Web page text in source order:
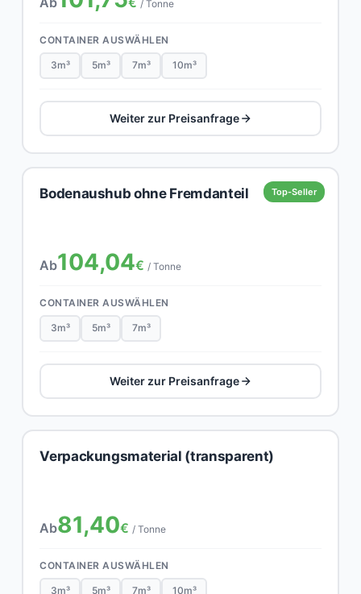
/ Tonne
CONTAINER AUSWÄHLEN
3m³ 5m³ 7m³ 10m³
Weiter zur Preisanfrage
Top-Seller
Bodenaushub ohne Fremdanteil
Ab104,04€ / Tonne
CONTAINER AUSWÄHLEN
3m³ 5m³ 7m³
Weiter zur Preisanfrage
Verpackungsmaterial (transparent)
Ab81,40€ / Tonne
CONTAINER AUSWÄHLEN
3m³ 5m³ 7m³ 10m³